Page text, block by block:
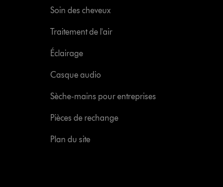
Soin des cheveux
Traitement de l'air
Éclairage
Casque audio
Sèche-mains pour entreprises
Pièces de rechange
Plan du site